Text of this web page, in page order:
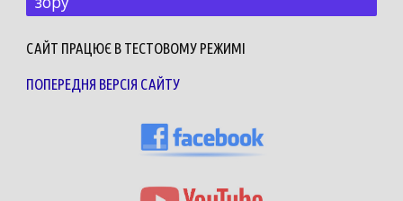
САЙТ ПРАЦЮЄ В ТЕСТОВОМУ РЕЖИМІ
ПОПЕРЕДНЯ ВЕРСІЯ САЙТУ